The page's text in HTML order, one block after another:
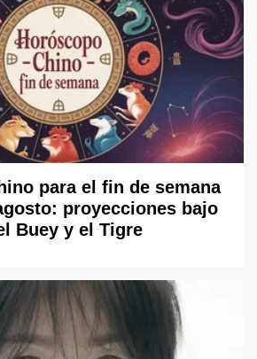
para el fin de semana
proyecciones bajo
Buey y el Tigre